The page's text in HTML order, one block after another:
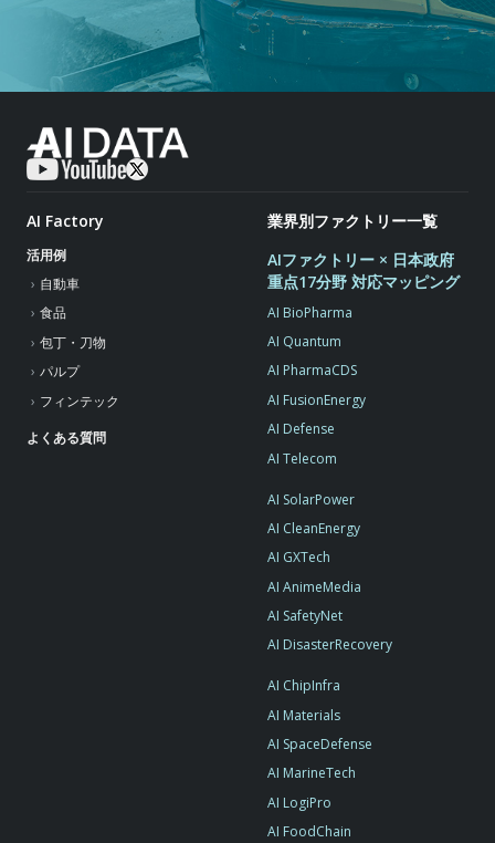
AI Factory
活用例
自動車
食品
包丁・刀物
パルプ
フィンテック
よくある質問
業界別ファクトリー一覧
AIファクトリー × 日本政府
重点17分野 対応マッピング
AI BioPharma
AI Quantum
AI PharmaCDS
AI FusionEnergy
AI Defense
AI Telecom
AI SolarPower
AI CleanEnergy
AI GXTech
AI AnimeMedia
AI SafetyNet
AI DisasterRecovery
AI ChipInfra
AI Materials
AI SpaceDefense
AI MarineTech
AI LogiPro
AI FoodChain